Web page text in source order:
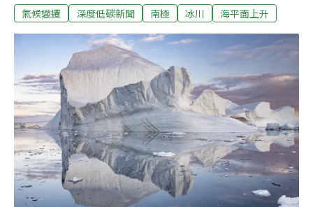
川，面積與英國或佛羅里達州差不多，它的融化已經為全
家表示，思韋茨冰川現在崩解的風險相當嚴重，壽命只剩
下幾年，變暖的海水正在慢慢地融化它下方的冰，導致更
嚴重的破裂、加速流入南冰洋。在13日美國地球物理聯盟
（American Geophysical Union）的會議上，科學家們預
測冰川可能只能再撐五年。僅在某些情況下也許可撐幾十
年或長達一個世紀。如果冰川崩塌，全球海平面將上升數
英尺，沿海城市的數百萬人將直接面臨極端洪水的威脅。
「思韋茨冰川是世界上最寬的冰川，」環境科學合作研究
所（Cooperative Institute fo
氣候變遷 深度低碳新聞 南極 冰川 海平面上升